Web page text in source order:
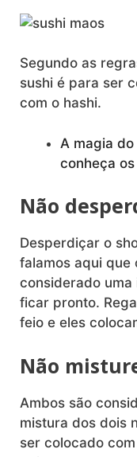
Segundo as
sushi é para ser
com o hashi.
A magia
conheça
Não
Desperdiçar o
falamos aqui que
considerado uma
ficar pronto.
feio e eles
Não
Ambos são
mistura dos dois
ser colocado